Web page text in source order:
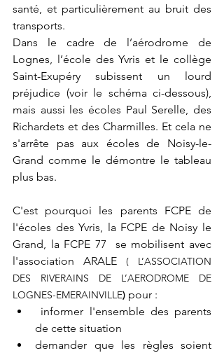
santé, et particulièrement au bruit des
transports.
Dans le cadre de l’aérodrome de
Lognes, l’école des Yvris et le collège
Saint-Exupéry subissent un lourd
préjudice (voir le schéma ci-dessous),
mais aussi les écoles Paul Serelle, des
Richardets et des Charmilles. Et cela ne
s'arrête pas aux écoles de Noisy-le-
Grand comme le démontre le tableau
plus bas.
C'est pourquoi les parents FCPE de
l'écoles des Yvris, la FCPE de Noisy le
Grand, la FCPE 77  se mobilisent avec
l'association ARALE ( L’ASSOCIATION
DES RIVERAINS DE L’AERODROME DE
LOGNES-EMERAINVILLE) pour :
de cette situation
demander que les règles soient